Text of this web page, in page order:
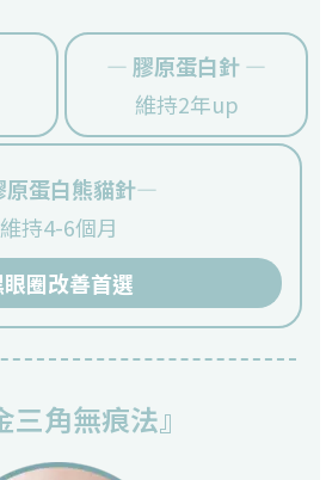
— 膠原蛋白針 —
維持2年up
蛋白熊貓針—
維持4-6個月
眼圈改善首選
三角無痕法』